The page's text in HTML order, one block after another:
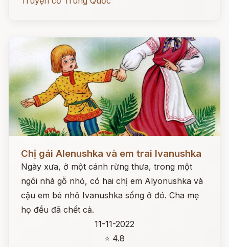
Chị gái Alenushka và em trai Ivanushka
Ngày xưa, ở một cánh rừng thưa, trong một
ngôi nhà gỗ nhỏ, có hai chị em Alyonushka và
cậu em bé nhỏ Ivanushka sống ở đó. Cha mẹ
họ đều đã chết cả.
11-11-2022
⭐ 4.8